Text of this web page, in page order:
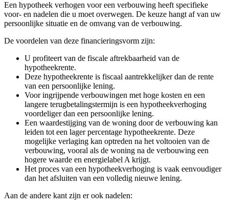
Een hypotheek verhogen voor een verbouwing heeft specifieke
voor- en nadelen die u moet overwegen. De keuze hangt af van uw
persoonlijke situatie en de omvang van de verbouwing.
De voordelen van deze financieringsvorm zijn:
U profiteert van de fiscale aftrekbaarheid van de
hypotheekrente.
Deze hypotheekrente is fiscaal aantrekkelijker dan de rente
van een persoonlijke lening.
Voor ingrijpende verbouwingen met hoge kosten en een
langere terugbetalingstermijn is een hypotheekverhoging
voordeliger dan een persoonlijke lening.
Een waardestijging van de woning door de verbouwing kan
leiden tot een lager percentage hypotheekrente. Deze
mogelijke verlaging kan optreden na het voltooien van de
verbouwing, vooral als de woning na de verbouwing een
hogere waarde en energielabel A krijgt.
Het proces van een hypotheekverhoging is vaak eenvoudiger
dan het afsluiten van een volledig nieuwe lening.
Aan de andere kant zijn er ook nadelen: